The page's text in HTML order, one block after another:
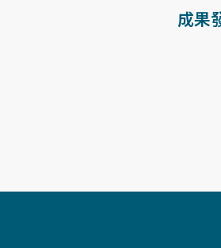
成果